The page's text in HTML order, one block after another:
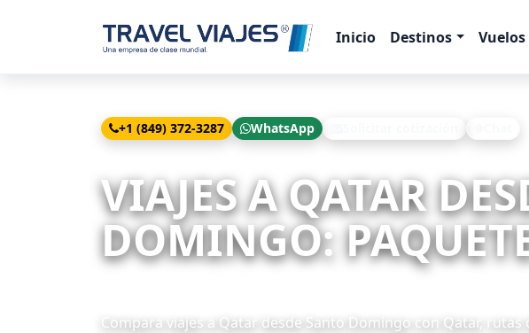
Inicio Destinos Vuelos
+1 (849) 372-3287 WhatsApp
VIAJES A QATAR
DOMINGO:
Compara viajes a Qatar desde Santo Domingo con Qatar, rutas